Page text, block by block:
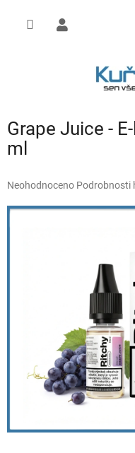
Grape Juice -
ml
Průměrné
produktu
je
Neohodnoceno Podrobnosti